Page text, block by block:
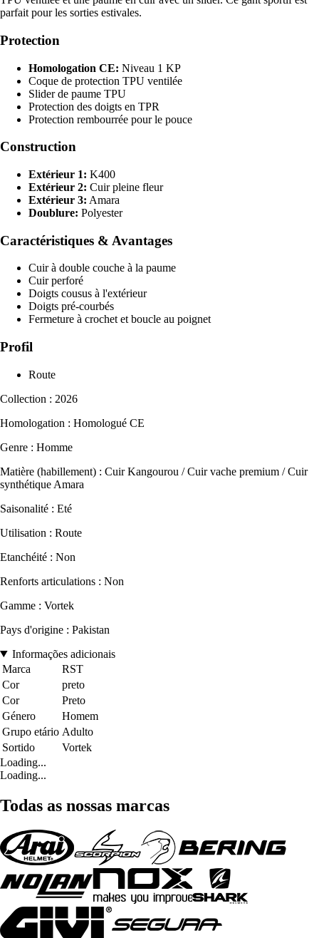
parfait pour les sorties estivales.
Protection
Homologation CE: Niveau 1 KP
Coque de protection TPU ventilée
Slider de paume TPU
Protection des doigts en TPR
Protection rembourrée pour le pouce
Construction
Extérieur 1: K400
Extérieur 2: Cuir pleine fleur
Extérieur 3: Amara
Doublure: Polyester
Caractéristiques & Avantages
Cuir à double couche à la paume
Cuir perforé
Doigts cousus à l'extérieur
Doigts pré-courbés
Fermeture à crochet et boucle au poignet
Profil
Route
Collection : 2026
Homologation : Homologué CE
Genre : Homme
Matière (habillement) : Cuir Kangourou / Cuir vache premium / Cuir
synthétique Amara
Saisonalité : Eté
Utilisation : Route
Etanchéité : Non
Renforts articulations : Non
Gamme : Vortek
Pays d'origine : Pakistan
Informações adicionais
Marca
RST
Cor
preto
Cor
Preto
Género
Homem
Grupo etário Adulto
Sortido
Vortek
Loading...
Loading...
Todas as nossas marcas